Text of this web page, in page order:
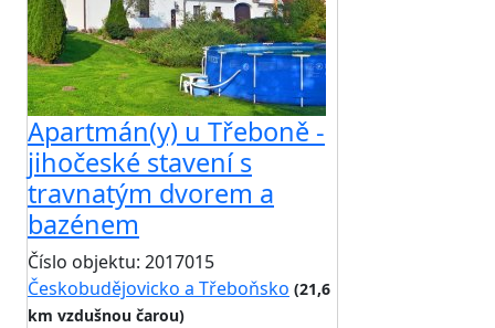
Apartmán(y) u Třeboně -
jihočeské stavení s
travnatým dvorem a
bazénem
Číslo objektu: 2017015
Českobudějovicko a Třeboňsko (21,6
km vzdušnou čarou)